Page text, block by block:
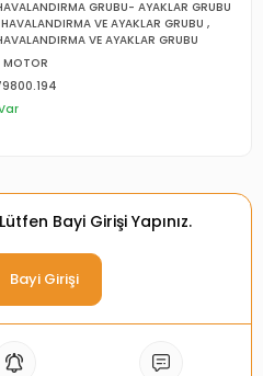
GRUBU- AYAKLAR GRUBU
VE AYAKLAR GRUBU ,
VE AYAKLAR GRUBU
MOTOR
Bayi Girişi Yapınız.
Bayi Girişi